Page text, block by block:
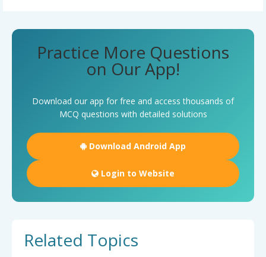
Practice More Questions
on Our App!
Download our app for free and access thousands of
MCQ questions with detailed solutions
Download Android App
Login to Website
Related Topics